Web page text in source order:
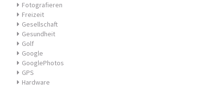
Fotografieren
Freizeit
Gesellschaft
Gesundheit
Golf
Google
GooglePhotos
GPS
Hardware